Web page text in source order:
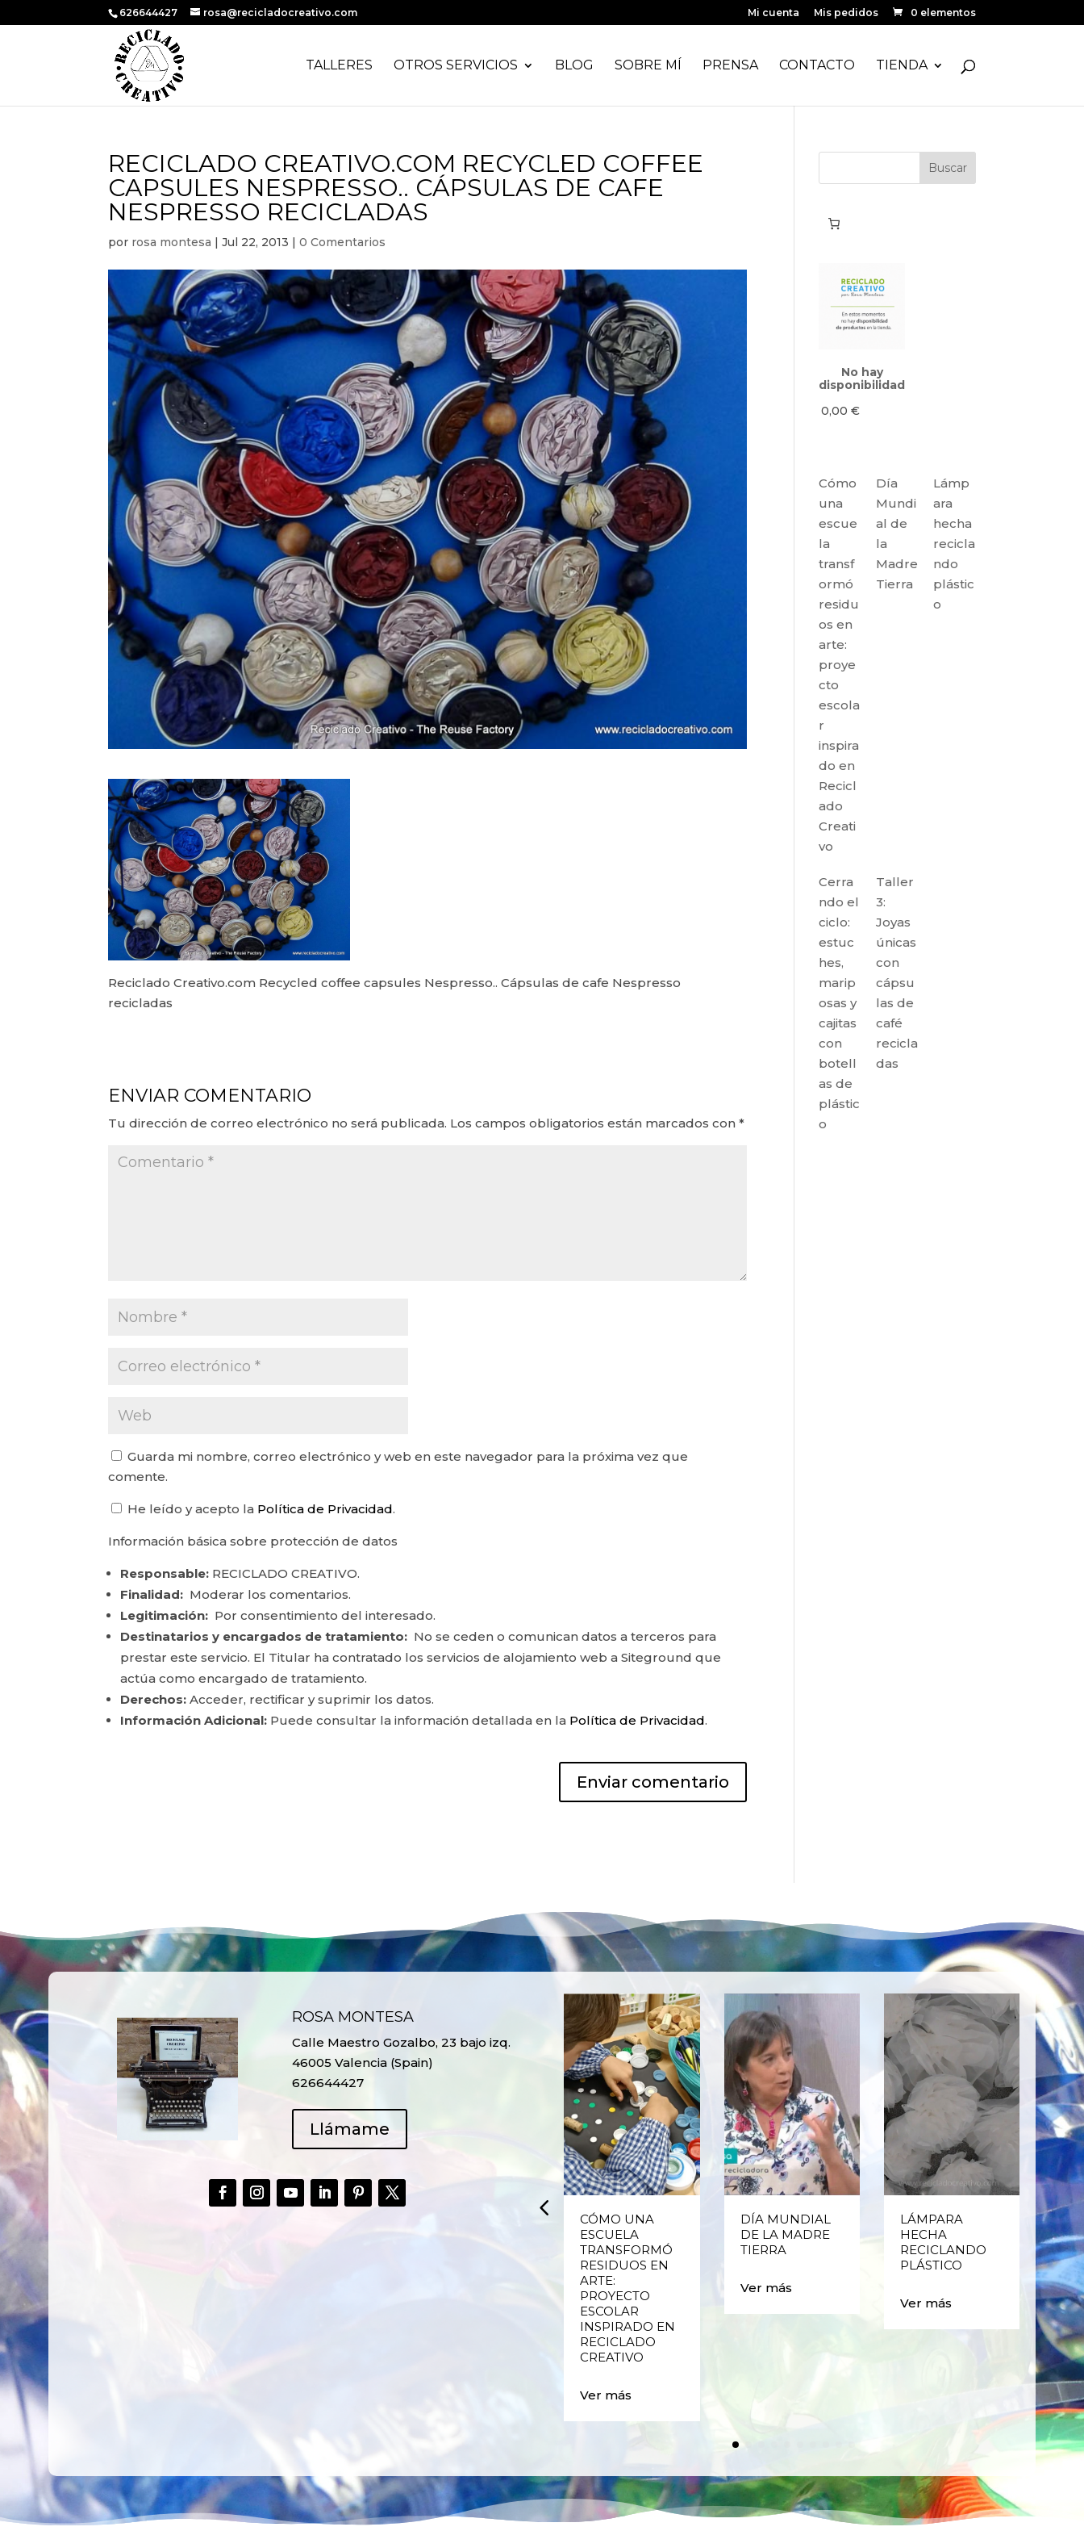
626644427 rosa@recicladocreativo.com Mi cuenta Mis pedidos 0 elementos
TALLERES OTROS SERVICIOS BLOG SOBRE MÍ PRENSA CONTACTO TIENDA
RECICLADO CREATIVO.COM RECYCLED COFFEE
CAPSULES NESPRESSO.. CÁPSULAS DE CAFE
NESPRESSO RECICLADAS
por rosa montesa |Jul 22, 2013 |0 Comentarios
Reciclado Creativo.com Recycled coffee capsules Nespresso.. Cápsulas de cafe Nespresso
recicladas
ENVIAR COMENTARIO
Tu dirección de correo electrónico no será publicada. Los campos obligatorios están marcados con*
Guarda mi nombre, correo electrónico y web en este navegador para la próxima vez que
comente.
He leído y acepto la Política de Privacidad.
Información básica sobre protección de datos
Responsable: RECICLADO CREATIVO.
Finalidad: Moderar los comentarios.
Legitimación: Por consentimiento del interesado.
Destinatarios y encargados de tratamiento: No se ceden o comunican datos a terceros para
prestar este servicio. El Titular ha contratado los servicios de alojamiento web a Siteground que
actúa como encargado de tratamiento.
Derechos: Acceder, rectificar y suprimir los datos.
Información Adicional: Puede consultar la información detallada en la Política de Privacidad.
No hay
disponibilidad
0,00€
Cómo
una
escue
la
transf
ormó
residu
os en
arte:
proye
cto
escola
r
inspira
do en
Recicl
ado
Creati
vo
Día
Mundi
al de
la
Madre
Tierra
Lámp
ara
hecha
recicla
ndo
plástic
o
Cerra
ndo el
ciclo:
estuc
hes,
marip
osas y
cajitas
con
botell
as de
plástic
o
Taller
3:
Joyas
únicas
con
cápsu
las de
café
recicla
das
ROSA MONTESA
Calle Maestro Gozalbo, 23 bajo izq.
46005 Valencia (Spain)
626644427
Llámame
RECICLADO EN
CÓMO UNA
ESCUELA
TRANSFORMÓ
RESIDUOS EN
ARTE:
PROYECTO
ESCOLAR
INSPIRADO EN
RECICLADO
CREATIVO
Ver más
DÍA MUNDIAL
DE LA MADRE
TIERRA
Ver más
LÁMPARA
HECHA
RECICLANDO
PLÁSTICO
Ver más